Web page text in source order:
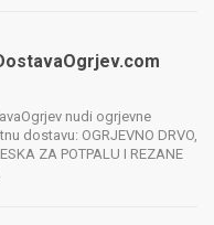
nudi ogrjevne
dostavu: OGRJEVNO DRVO,
ZA POTPALU I REZANE